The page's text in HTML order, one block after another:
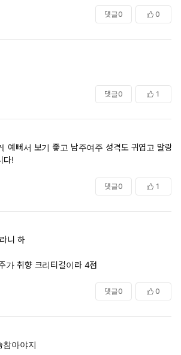
댓글0 0
댓글0 1
예뻐서 보기 좋고 남주여주 성격도 귀엽고 말랑
다!
댓글0 1
니 하
가 취향 크리티컬이라 4점
댓글0 0
참아야지